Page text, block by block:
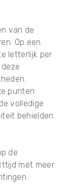
van de
Op een
letterlijk per
punten
volledige
behielden.
de
met meer